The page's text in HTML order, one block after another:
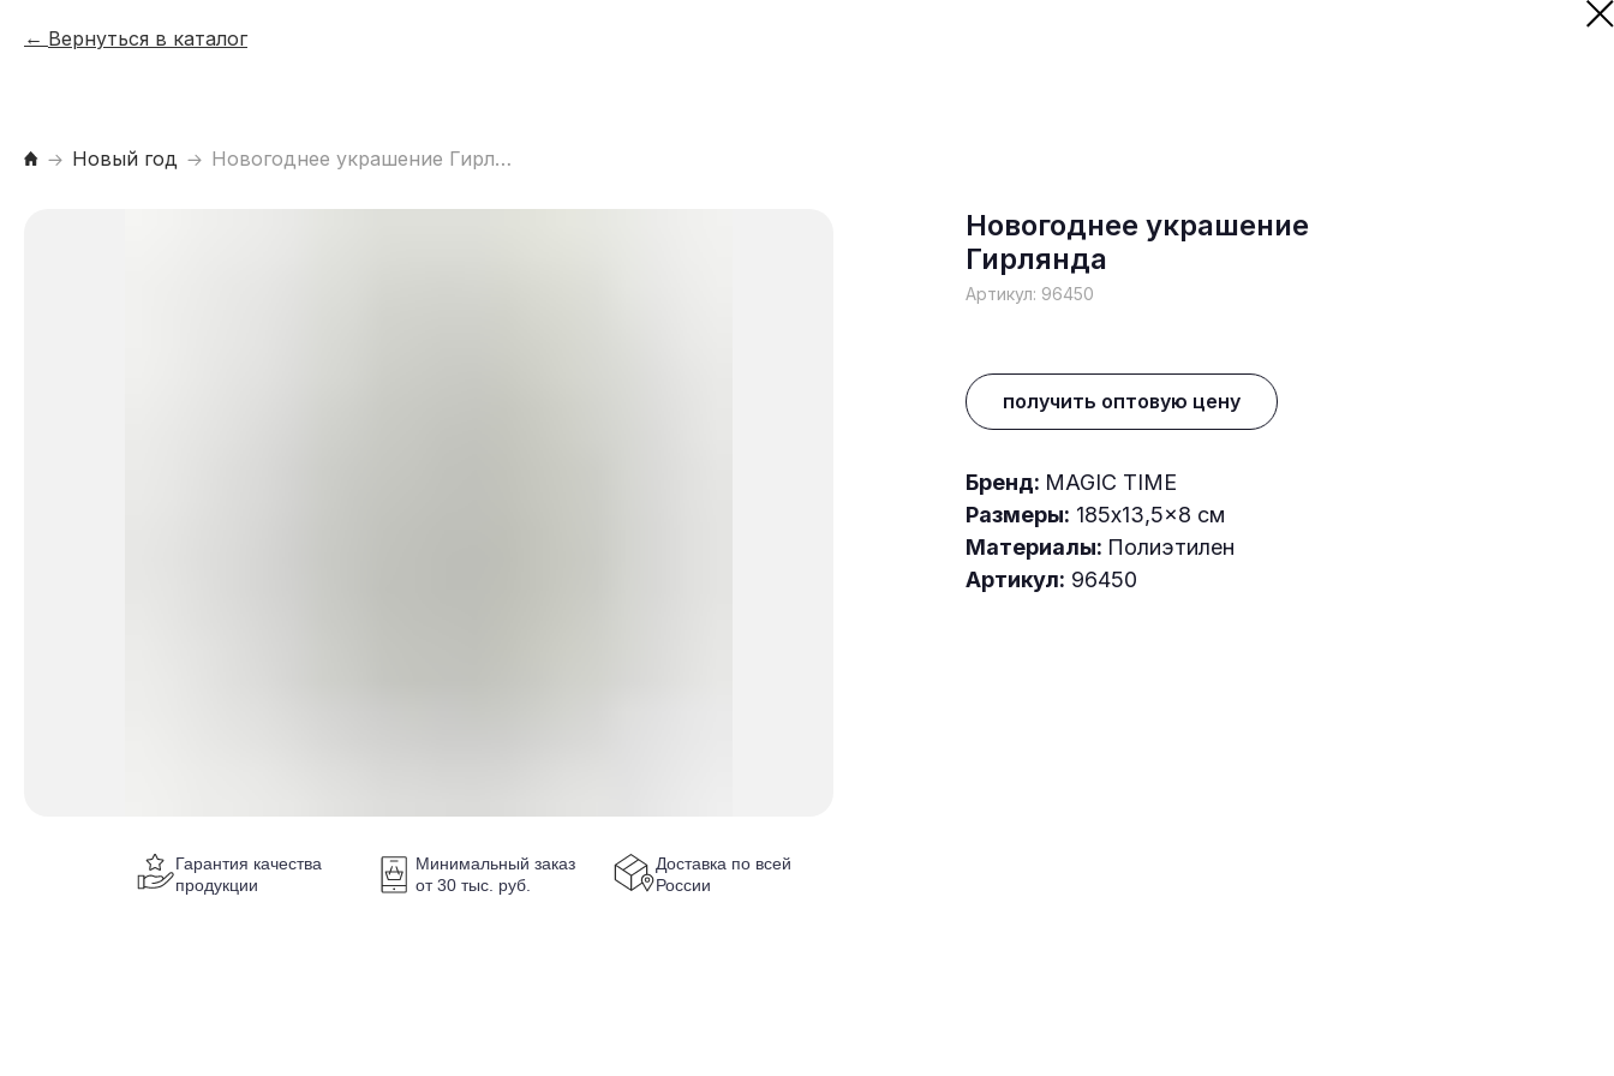
Вернуться в каталог
Новый год Новогоднее украшение Гирлянда
Новогоднее украшение
Гирлянда
Артикул: 96450
получить оптовую цену
Бренд: MAGIC TIME
Размеры: 185x13,5x8 см
Материалы: Полиэтилен
Артикул: 96450
Гарантия качества
продукции
Минимальный заказ
от 30 тыс. руб.
Доставка по всей
России